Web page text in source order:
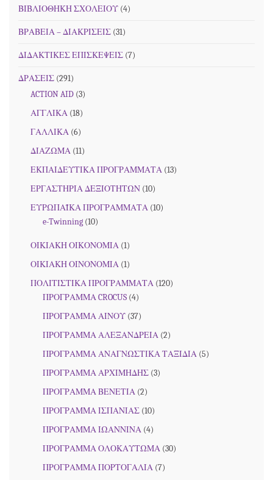
ΒΙΒΛΙΟΘΗΚΗ ΣΧΟΛΕΙΟΥ (4)
ΒΡΑΒΕΙΑ – ΔΙΑΚΡΙΣΕΙΣ (31)
ΔΙΔΑΚΤΙΚΕΣ ΕΠΙΣΚΕΨΕΙΣ (7)
ΔΡΑΣΕΙΣ (291)
ACTION AID (3)
ΑΓΓΛΙΚΑ (18)
ΓΑΛΛΙΚΑ (6)
ΔΙΑΖΩΜΑ (11)
ΕΚΠΑΙΔΕΥΤΙΚΑ ΠΡΟΓΡΑΜΜΑΤΑ (13)
ΕΡΓΑΣΤΗΡΙΑ ΔΕΞΙΟΤΗΤΩΝ (10)
ΕΥΡΩΠΑΪΚΑ ΠΡΟΓΡΑΜΜΑΤΑ (10)
e-Twinning (10)
ΟΙΚΙΑΚΗ ΟΙΚΟΝΟΜΙΑ (1)
ΟΙΚΙΑΚΗ ΟΙΝΟΝΟΜΙΑ (1)
ΠΟΛΙΤΙΣΤΙΚΑ ΠΡΟΓΡΑΜΜΑΤΑ (120)
ΠΡΟΓΡΑΜΜΑ CROCUS (4)
ΠΡΟΓΡΑΜΜΑ ΑΙΝΟΥ (37)
ΠΡΟΓΡΑΜΜΑ ΑΛΕΞΑΝΔΡΕΙΑ (2)
ΠΡΟΓΡΑΜΜΑ ΑΝΑΓΝΩΣΤΙΚΑ ΤΑΞΙΔΙΑ (5)
ΠΡΟΓΡΑΜΜΑ ΑΡΧΙΜΗΔΗΣ (3)
ΠΡΟΓΡΑΜΜΑ ΒΕΝΕΤΙΑ (2)
ΠΡΟΓΡΑΜΜΑ ΙΣΠΑΝΙΑΣ (10)
ΠΡΟΓΡΑΜΜΑ ΙΩΑΝΝΙΝΑ (4)
ΠΡΟΓΡΑΜΜΑ ΟΛΟΚΑΥΤΩΜΑ (30)
ΠΡΟΓΡΑΜΜΑ ΠΟΡΤΟΓΑΛΙΑ (7)